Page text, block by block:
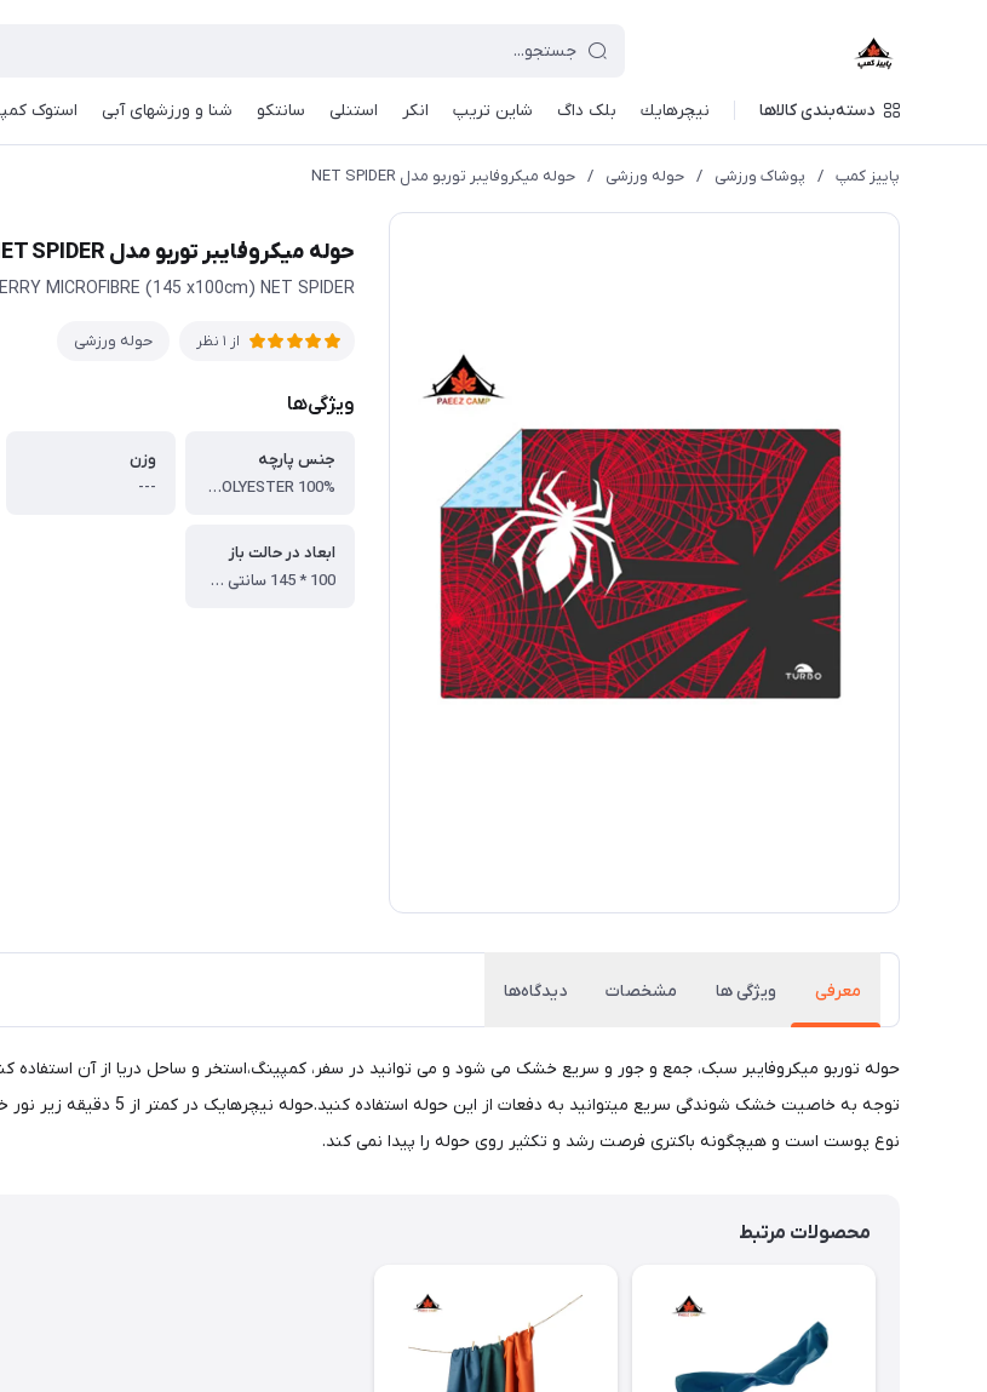
دسته‌بندی کالاها نيچرهايك بلک داگ شاین تریپ انکر استنلی سانتکو شنا و ورزشهای آبی استوک
پاییز کمپ / پوشاک ورزشی / حوله ورزشی / حوله میکروفایبر توربو مدل NET SPIDER
حوله میکروفایبر توربو مدل NET SPIDER
MICROFIBRE (145 x100cm) NET SPIDER
از 1 نظر حوله ورزشی
ویژگی‌ها
جنس پارچه
TERRYCLOTH POLYESTER 100%.
وزن
---
ابعاد در حالت باز
100 * 145 سانتی متر
معرفی ویژگی ها مشخصات دیدگاه‌ها
حوله توربو میکروفایبر سبک، جمع و جور و سریع خشک می شود و می توانید در سفر، کمپینگ،استخر و ساحل دریا از آن استفاده
توجه به خاصیت خشک شوندگی
نوع پوست است و هیچگونه باکتری فرصت رشد و تکثیر روی حوله را پیدا نمی کند.
محصولات مرتبط